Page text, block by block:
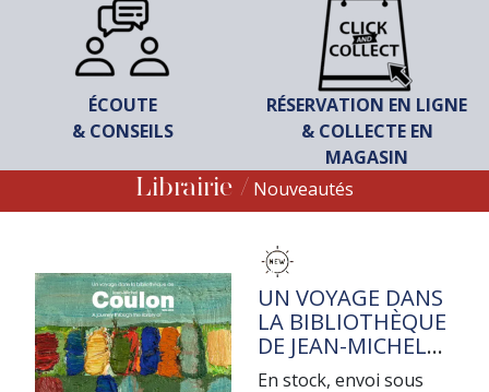
ÉCOUTE
& CONSEILS
RÉSERVATION EN LIGNE
& COLLECTE EN
MAGASIN
Librairie Nouveautés
TITRE
UN VOYAGE DANS
LA BIBLIOTHÈQUE
DE JEAN-MICHEL
COULON
En stock, envoi sous